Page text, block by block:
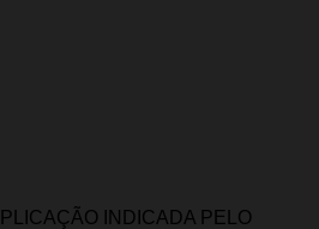
INDICADA PELO